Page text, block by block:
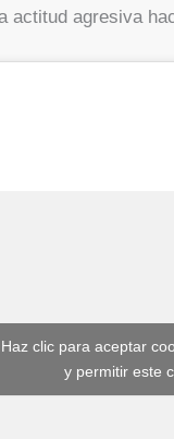
actitud agresiva
Haz clic para aceptar
y permitir este